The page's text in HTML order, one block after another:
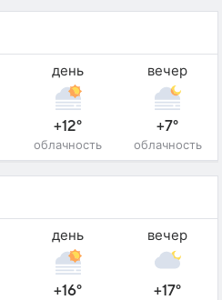
день
+12°
облачность
вечер
+7°
облачность
день
+16°
вечер
+17°